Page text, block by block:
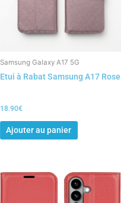
Samsung Galaxy A17 5G
Etui à Rabat Samsung A17 Rose
18.90€
Ajouter au panier